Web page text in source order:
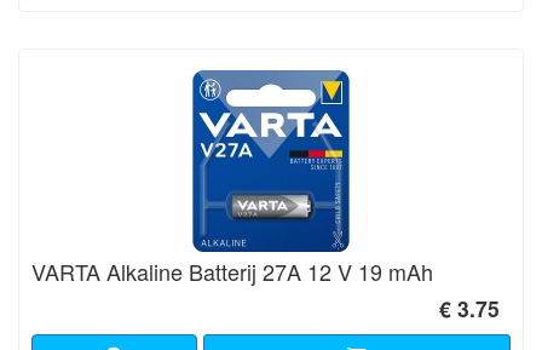
VARTA Alkaline Batterij 27A 12 V 19 mAh
€ 3.75